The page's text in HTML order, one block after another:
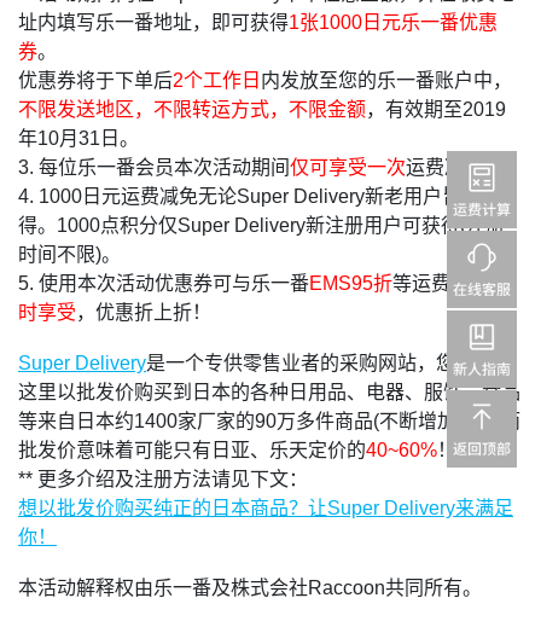
址内填写乐一番地址，即可获得1张1000日元乐一番优惠
券。
优惠券将于下单后2个工作日 内发放至您的乐一番账户中，
不限发送地区，不限转运方式，不限金额，有效期至2019
年10月31日。
3. 每位乐一番会员本次活动期间仅可享受一次运费减免。
4. 1000日元运费减免无论Super Delivery新老用户皆可获
得。1000点积分仅Super Delivery新注册用户可获得(注册
时间不限)。
5. 使用本次活动优惠券可与乐一番EMS95折等运费折扣同
时享受，优惠折上折！
Super Delivery是一个专供零售业者的采购网站，您可以在
这里以批发价购买到日本的各种日用品、电器、服饰、食品
等来自日本约1400家厂家的90万多件商品(不断增加中)！而
批发价意味着可能只有日亚、乐天定价的40~60%！
** 更多介绍及注册方法请见下文：
想以批发价购买纯正的日本商品？让Super Delivery来满足
你！
本活动解释权由乐一番及株式会社Raccoon共同所有。